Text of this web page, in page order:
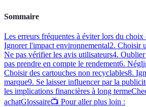
Sommaire
Les erreurs fréquentes à éviter lors du
Ignorer l'impact environnemental2. Choisir
Ne pas vérifier les avis utilisateurs4.
pas prendre en compte le rendement6.
Choisir des cartouches non recyclables8.
marque9. Se laisser influencer par la
les implications financières à long terme
achatGlossaire📺 Pour aller plus loin :